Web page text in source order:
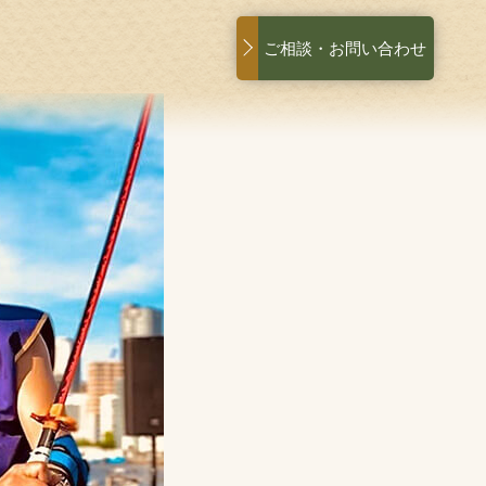
ご相談・お問い合わせ